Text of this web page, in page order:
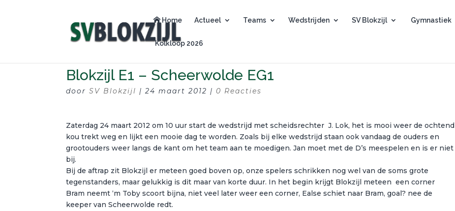
Home Actueel Teams Wedstrijden SV Blokzijl Gymnastiek
Kolkloop 2026
Blokzijl E1 – Scheerwolde EG1
doorSV Blokzijl |24 maart 2012 | 0 Reacties
Zaterdag 24 maart 2012 om 10 uur start de wedstrijd met scheidsrechter J. Lok, het is mooi weer de ochtend
kou trekt weg en lijkt een mooie dag te worden. Zoals bij elke wedstrijd staan ook vandaag de ouders en
grootouders weer langs de kant om het team aan te moedigen. Jan moet met de D’s meespelen en is er niet
bij.
Bij de aftrap zit Blokzijl er meteen goed boven op, onze spelers schrikken nog wel van de soms grote
tegenstanders, maar gelukkig is dit maar van korte duur. In het begin krijgt Blokzijl meteen een corner
Bram neemt ‘m Toby scoort bijna, niet veel later weer een corner, Ealse schiet naar Bram, goal? nee de
keeper van Scheerwolde redt.